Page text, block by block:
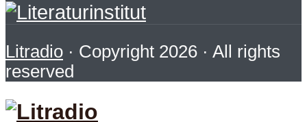
Litradio · Copyright 2026 · All rights
reserved